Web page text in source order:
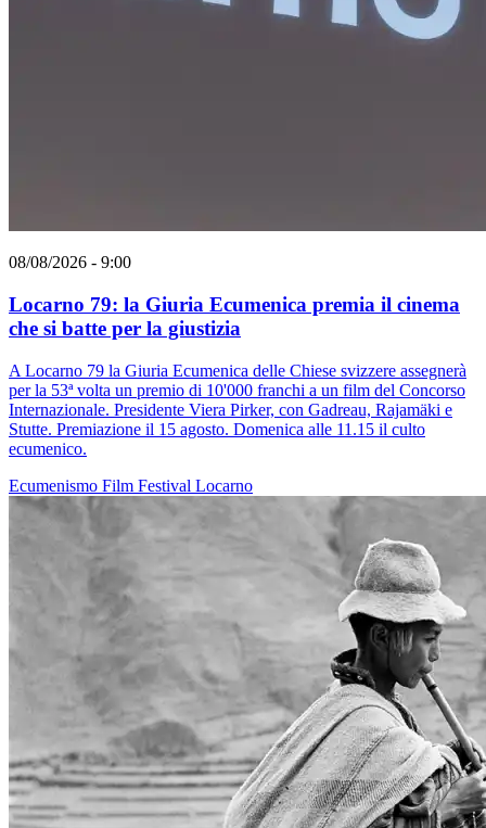
08/08/2026 - 9:00
Locarno 79: la Giuria Ecumenica premia il cinema
che si batte per la giustizia
A Locarno 79 la Giuria Ecumenica delle Chiese svizzere assegnerà
per la 53ª volta un premio di 10'000 franchi a un film del Concorso
Internazionale. Presidente Viera Pirker, con Gadreau, Rajamäki e
Stutte. Premiazione il 15 agosto. Domenica alle 11.15 il culto
ecumenico.
Ecumenismo Film Festival Locarno